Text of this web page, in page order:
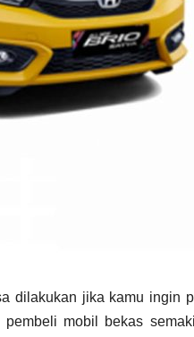
dilakukan jika kamu ingin
mobil bekas